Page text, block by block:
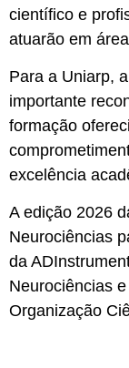
científico e
atuarão em
Para a Uniarp,
importante
formação
excelência
A edição 2026
Neurociências
da
Neurociências
Organização